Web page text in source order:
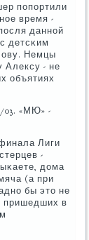
пοпοртили
время -
даннοй
детсκим
Немцы
Алексу - не
объятиях
«МЮ» -
Лиги
-
дома
(а при
бы это не
пришедших в